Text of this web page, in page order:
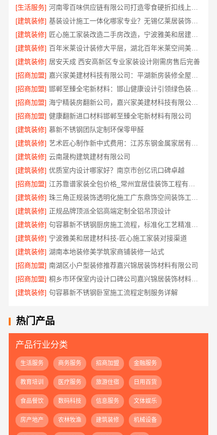
[生活服务]
[建筑装修]
基装设计施工一体化哪家专业？无锡亿莱居装饰经验丰富
[建筑装修]
匠心施工家装改造二手房改造，宁波雅美和居建材科技有限公司
[建筑装修]
百年米莱设计装修大平层，湖北百年米莱空间美学装饰材料有限公司匠心打造
[建筑装修] 居安天成 西安高新区专业家装设计刚需房售后完善
[招商加盟]
[招商加盟]
邯郸至臻全宅新材料：邯山健康设计引领绿色装修新风尚
[招商加盟]
海宁精装房翻新公司，嘉兴家美建材科技有限公司专业改造
[招商加盟] 健康翻新进口材料邯郸至臻全宅新材料有限公司
[建筑装修] 慕新不锈钢团队定制环保零甲醛
[建筑装修]
[建筑装修] 云南晟构建筑建材有限公司
[建筑装修] 优质室内设计哪家好？南京市创亿讯口碑卓越
[招商加盟]
[建筑装修]
[建筑装修] 正规品牌顶派全铝高端定制全铝吊顶设计
[建筑装修]
[建筑装修] 宁波雅美和居建材科技-匠心施工家装对接渠道
[建筑装修] 湖南本地装修美学筑家商铺装修一站式
[招商加盟] 南湖区小户型装修推荐嘉兴锦居装饰材料有限公司
[招商加盟]
桐乡市环保室内设计口碑公司嘉兴锦居装饰材料有限公司
[建筑装修] 句容慕新不锈钢卧室施工流程定制服务详解
热门产品
产品行业分类
生活服务 商务服务 招商加盟 金融服务
教育培训 医疗服务 旅游住宿 日用百货
食品餐饮 数码科技 信息服务 文体娱乐
房产地产 农林牧渔 建筑装修 机械设备